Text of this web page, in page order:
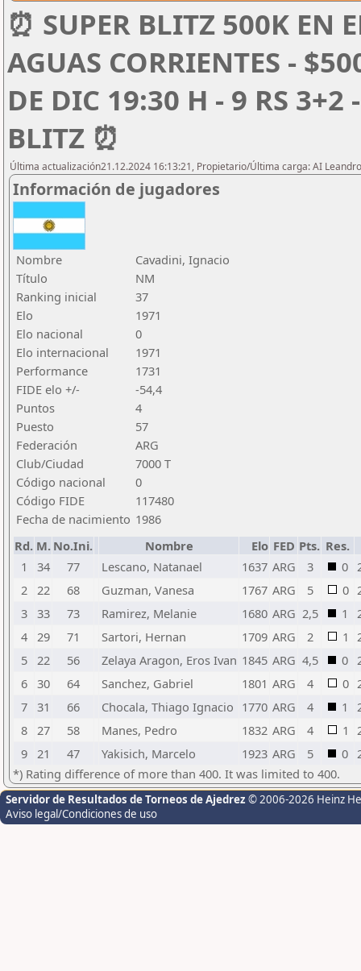
⏰ SUPER BLITZ 500K EN
AGUAS CORRIENTES -
DE DIC 19:30 H - 9 RS
BLITZ ⏰
Última actualización21.12.2024 16:13:21, Propietario/Última carga: AI
Información de jugadores
Nombre
Cavadini, Ignacio
Título
NM
Ranking inicial
37
Elo
1971
Elo nacional
0
Elo internacional
1971
Performance
1731
FIDE elo +/-
-54,4
Puntos
4
Puesto
57
Federación
ARG
Club/Ciudad
7000 T
Código nacional
0
Código FIDE
117480
Fecha de nacimiento 1986
Rd. M. No.Ini. Nombre Elo FED Pts. Res.
1
34 77 Lescano, Natanael 1637 ARG 3 0
2 22 68 Guzman, Vanesa 1767 ARG 5 0
3 33 73 Ramirez, Melanie 1680 ARG 2,5 1
4 29 71 Sartori, Hernan 1709 ARG 2 1
5 22 56 Zelaya Aragon, Eros Ivan 1845 ARG 4,5 0
6 30 64 Sanchez, Gabriel 1801 ARG 4 0
7 31 66 Chocala, Thiago Ignacio 1770 ARG 4 1
8 27 58 Manes, Pedro 1832 ARG 4 1
9 21 47 Yakisich, Marcelo 1923 ARG 5 0
*) Rating difference of more than 400. It was limited to 400.
Servidor de Resultados de Torneos de Ajedrez © 2006-2026 Heinz
Aviso legal/Condiciones de uso